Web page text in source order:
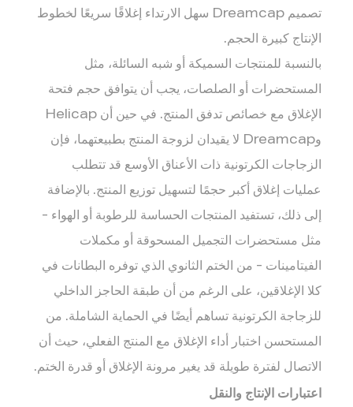
تصميم Dreamcap سهل الارتداء إغلاقًا سريعًا لخطوط
الإنتاج كبيرة الحجم.
بالنسبة للمنتجات السميكة أو شبه السائلة، مثل
المستحضرات أو الصلصات، يجب أن يتوافق حجم فتحة
الإغلاق مع خصائص تدفق المنتج. في حين أن Helicap
وDreamcap لا يقيدان لزوجة المنتج بطبيعتهما، فإن
الزجاجات الكرتونية ذات الأعناق الأوسع قد تتطلب
عمليات إغلاق أكبر حجمًا لتسهيل توزيع المنتج. بالإضافة
إلى ذلك، تستفيد المنتجات الحساسة للرطوبة أو الهواء -
مثل مستحضرات التجميل المسحوقة أو مكملات
الفيتامينات - من الختم الثانوي الذي توفره البطانات في
كلا الإغلاقين، على الرغم من أن طبقة الحاجز الداخلي
للزجاجة الكرتونية تساهم أيضًا في الحماية الشاملة. من
المستحسن اختبار أداء الإغلاق مع المنتج الفعلي، حيث أن
الاتصال لفترة طويلة قد يغير مرونة الإغلاق أو قدرة الختم.
اعتبارات الإنتاج والنقل